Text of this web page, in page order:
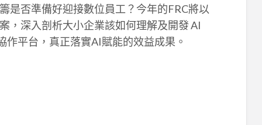
是否準備好迎接數位員工？今年的FRC將以
，深入剖析大小企業該如何理解及開發 AI
平台，真正落實AI賦能的效益成果。